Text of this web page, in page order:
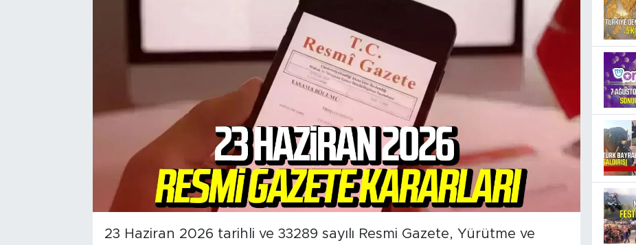
23 Haziran 2026 tarihli ve 33289 sayılı Resmi Gazete, Yürütme ve